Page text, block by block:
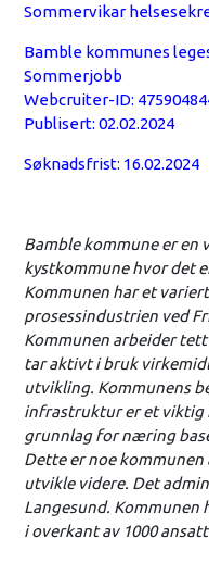
Sommervikar
Bamble kommunes
Sommerjobb
Webcruiter-ID:
Publisert: 02.02.2024
Søknadsfrist: 16.02.2024
Bamble kommune er en
kystkommune hvor det
Kommunen har et
prosessindustrien ved
Kommunen arbeider
tar aktivt i bruk
utvikling. Kommunens
infrastruktur er et viktig
grunnlag for næring
Dette er noe
utvikle videre. Det
Langesund. Kommunen
i overkant av 1000